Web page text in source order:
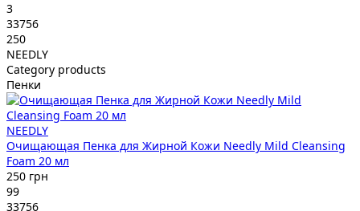
3
33756
250
NEEDLY
Category products
Пенки
NEEDLY
Очищающая Пенка для Жирной Кожи Needly Mild Cleansing
Foam 20 мл
250 грн
99
33756